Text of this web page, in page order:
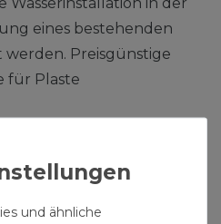
eines bestehenden
werden. Preisgünstige
für Plaste
für
einsetzbar
und ähnliche